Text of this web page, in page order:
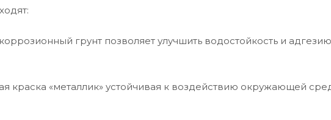
грунт позволяет улучшить водостойкость и
краска «металлик» устойчивая к воздействию окружающей